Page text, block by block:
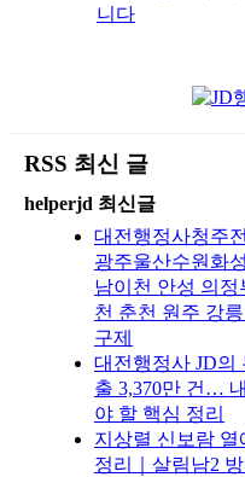
니다
RSS 최신 글
helperjd 최신글
대전행정사청주
광주울산수원화
남이천 안성 의
천 춘천 원주 강
구제
대전행정사 JD의
출 3,370만 건…
야 할 핵심 정리
지상렬 신보람
정리｜살림남2